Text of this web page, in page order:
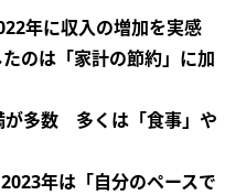
年に収入の増加を実感
のは「家計の節約」に加
が多数 多くは「食事」や
年は「自分のペースで